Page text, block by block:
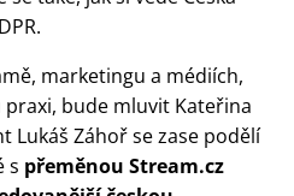
marketingu a médiích,
bude mluvit Kateřina
Lukáš Záhoř se zase podělí
s přeměnou Stream.cz